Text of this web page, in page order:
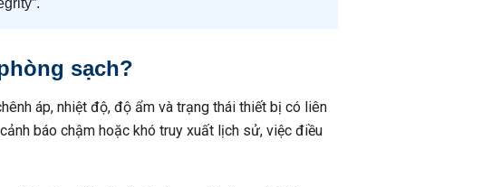
sạch?
áp, nhiệt độ, độ ẩm và trạng thái thiết bị có liên
báo chậm hoặc khó truy xuất lịch sử, việc điều